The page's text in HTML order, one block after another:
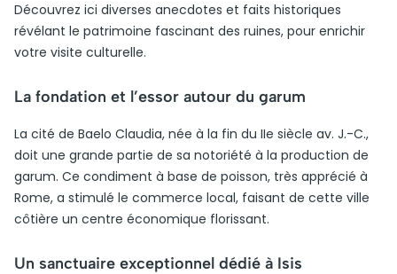
Découvrez ici diverses anecdotes et faits historiques
révélant le patrimoine fascinant des ruines, pour enrichir
votre visite culturelle.
La fondation et l’essor autour du garum
La cité de Baelo Claudia, née à la fin du IIe siècle av. J.-C.,
doit une grande partie de sa notoriété à la production de
garum. Ce condiment à base de poisson, très apprécié à
Rome, a stimulé le commerce local, faisant de cette ville
côtière un centre économique florissant.
Un sanctuaire exceptionnel dédié à Isis